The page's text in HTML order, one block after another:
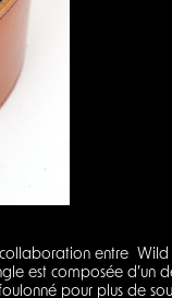
entre Wild
est composée d’un
pour plus de